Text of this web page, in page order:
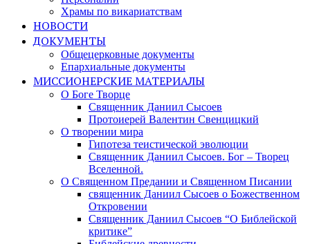
Храмы по викариатствам
НОВОСТИ
ДОКУМЕНТЫ
Общецерковные документы
Епархиальные документы
МИССИОНЕРСКИЕ МАТЕРИАЛЫ
О Боге Творце
Священник Даниил Сысоев
Протоиерей Валентин Свенцицкий
О творении мира
Гипотеза теистической эволюции
Священник Даниил Сысоев. Бог – Творец
Вселенной.
О Священном Предании и Священном Писании
священник Даниил Сысоев о Божественном
Откровении
Священник Даниил Сысоев “О Библейской
критике”